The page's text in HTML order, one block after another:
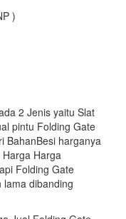
)
2 Jenis yaitu Slat
pintu Folding Gate
BahanBesi harganya
Harga
Folding Gate
dibanding